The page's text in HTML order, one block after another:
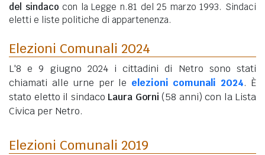
del sindaco con la Legge n.81 del 25 marzo 1993. Sindaci
eletti e liste politiche di appartenenza.
Elezioni Comunali 2024
L'8 e 9 giugno 2024 i cittadini di Netro sono stati
chiamati alle urne per le elezioni comunali 2024. È
stato eletto il sindaco Laura Gorni (58 anni) con la Lista
Civica per Netro.
Elezioni Comunali 2019